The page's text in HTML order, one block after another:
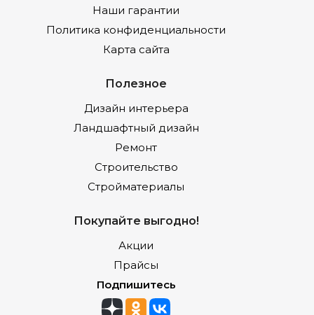
Наши гарантии
Политика конфиденциальности
Карта сайта
Полезное
Дизайн интерьера
Ландшафтный дизайн
Ремонт
Строительство
Стройматериалы
Покупайте выгодно!
Акции
Прайсы
Подпишитесь